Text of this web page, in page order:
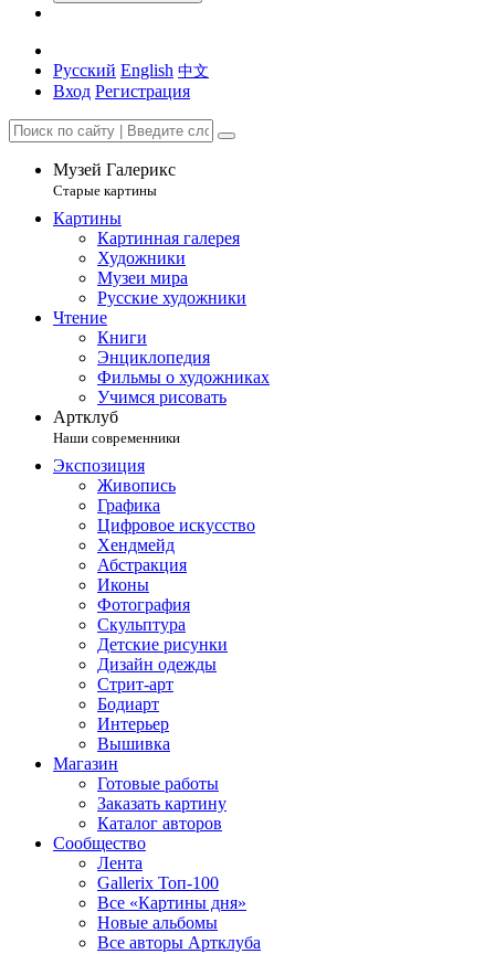
Русский English 中文
Вход Регистрация
Музей Галерикс
Старые картины
Картины
Картинная галерея
Художники
Музеи мира
Русские художники
Чтение
Книги
Энциклопедия
Фильмы о художниках
Учимся рисовать
Артклуб
Наши современники
Экспозиция
Живопись
Графика
Цифровое искусство
Хендмейд
Абстракция
Иконы
Фотография
Скульптура
Детские рисунки
Дизайн одежды
Стрит-арт
Бодиарт
Интерьер
Вышивка
Магазин
Готовые работы
Заказать картину
Каталог авторов
Сообщество
Лента
Gallerix Топ-100
Все «Картины дня»
Новые альбомы
Все авторы Артклуба